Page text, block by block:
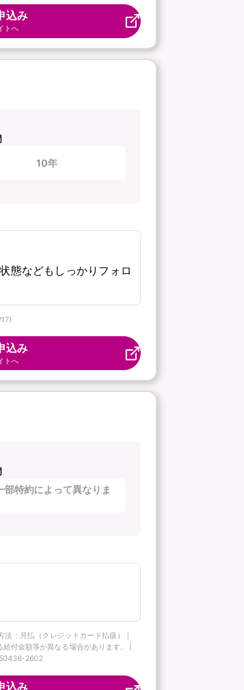
込み
トへ
10年
態などもしっかりフォロ
込み
トへ
特約によって異なりま
：月払（クレジットカード払扱）｜
付金額等が異なる場合があります。 |
2602
込み